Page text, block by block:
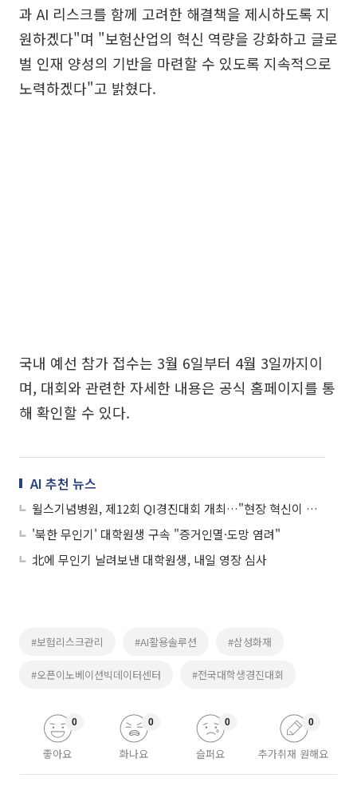
과 AI 리스크를 함께 고려한 해결책을 제시하도록 지
원하겠다"며 "보험산업의 혁신 역량을 강화하고 글로
벌 인재 양성의 기반을 마련할 수 있도록 지속적으로
노력하겠다"고 밝혔다.
국내 예선 참가 접수는 3월 6일부터 4월 3일까지이
며, 대회와 관련한 자세한 내용은 공식 홈페이지를 통
해 확인할 수 있다.
AI 추천 뉴스
윌스기념병원, 제12회 QI경진대회 개최…"현장 혁신이 병원 경쟁력"
'북한 무인기' 대학원생 구속 "증거인멸·도망 염려"
北에 무인기 날려보낸 대학원생, 내일 영장 심사
#보험리스크관리 #AI활용솔루션 #삼성화재
#오픈이노베이션빅데이터센터 #전국대학생경진대회
좋아요
0
화나요
0
슬퍼요
0
추가취재 원해요
0